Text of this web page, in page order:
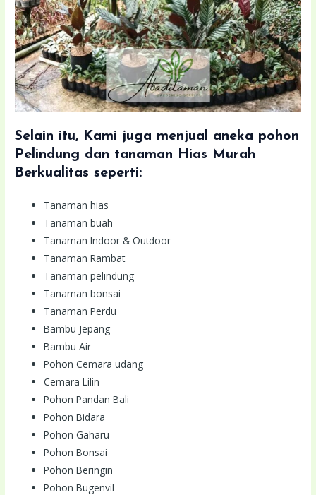
Selain itu, Kami juga menjual aneka pohon
Pelindung dan tanaman Hias Murah
Berkualitas seperti:
Tanaman hias
Tanaman buah
Tanaman Indoor & Outdoor
Tanaman Rambat
Tanaman pelindung
Tanaman bonsai
Tanaman Perdu
Bambu Jepang
Bambu Air
Pohon Cemara udang
Cemara Lilin
Pohon Pandan Bali
Pohon Bidara
Pohon Gaharu
Pohon Bonsai
Pohon Beringin
Pohon Bugenvil